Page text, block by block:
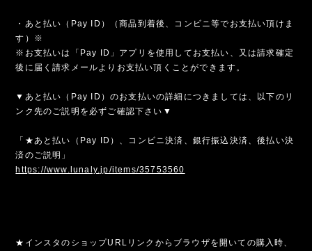
・あと払い（Pay ID）（商品到着後、コンビニ等でお支払い頂けま
す）※
※お支払いは「Pay ID」アプリを使用してお支払い、又は請求確定
後に届く請求メールよりお支払い頂くことができます。
▼あと払い（Pay ID）のお支払いの詳細につきましては、以下のリ
ンク先のご説明を必ずご確認下さい▼
「★あと払い（Pay ID）、コンビニ決済、銀行振込決済、後払い決
済のご説明」
https://www.lunaly.jp/items/35753560
★インスタのショップURLリンクからブラウザを開いての購入時、